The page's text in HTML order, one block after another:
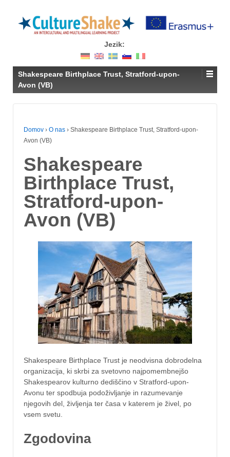
Jezik:
Shakespeare Birthplace Trust, Stratford-upon-
Avon (VB)
Domov › O nas › Shakespeare Birthplace Trust, Stratford-upon-
Avon (VB)
Shakespeare
Birthplace Trust,
Stratford-upon-
Avon (VB)
Shakespeare Birthplace Trust je neodvisna dobrodelna
organizacija, ki skrbi za svetovno najpomembnejšo
Shakespearov kulturno dediščino v Stratford-upon-
Avonu ter spodbuja podoživljanje in razumevanje
njegovih del, življenja ter časa v katerem je živel, po
vsem svetu.
Zgodovina